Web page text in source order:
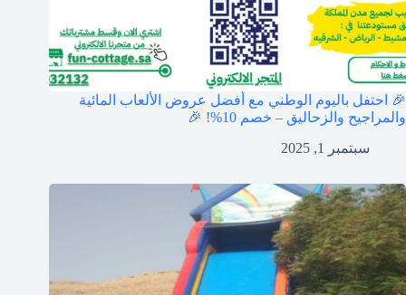
🎉 احتفل باليوم الوطني مع أفضل عروض الألعاب المائية
والمراجيح والزحاليق – خصم 10%! 🎉
سبتمبر 1, 2025